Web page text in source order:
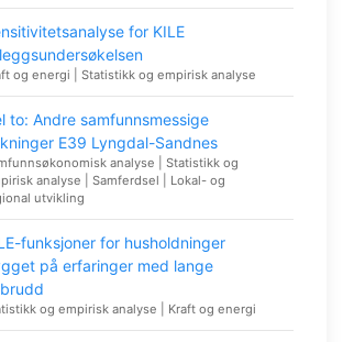
for KILE
og energi | Statistikk og empirisk analyse
to: Andre samfunnsmessige
E39 Lyngdal-Sandnes
analyse | Statistikk og
analyse | Samferdsel | Lokal- og
utvikling
funksjoner for husholdninger
på erfaringer med lange
og empirisk analyse | Kraft og energi